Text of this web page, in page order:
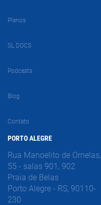
Planos
SL DOCS
Podcasts
Blog
Contato
PORTO ALEGRE
Rua Manoelito de Ornelas,
55 - salas 901, 902
Praia de Belas
Porto Alegre - RS, 90110-
230